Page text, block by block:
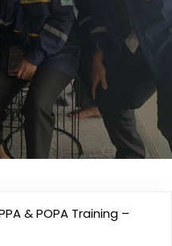
& POPA Training –